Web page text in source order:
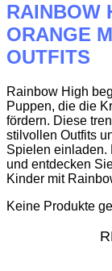
RAINBOW
ORANGE
OUTFITS
Rainbow High
Puppen, die die
fördern. Diese
stilvollen Outfits
Spielen einladen.
und entdecken
Kinder mit
Keine Produkte